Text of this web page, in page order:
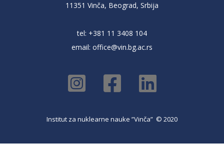
11351 Vinča, Beograd, Srbija
tel: +381 11 3408 104
email: office@vin.bg.ac.rs
Institut za nuklearne nauke ”Vinča” © 2020